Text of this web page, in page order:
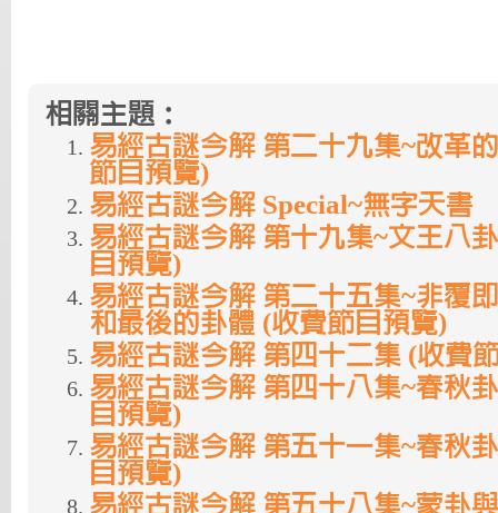
相關主題：
易經古謎今解 第二十九集~改革
節目預覽)
易經古謎今解 Special~無字天書
易經古謎今解 第十九集~文王八
目預覽)
易經古謎今解 第二十五集~非覆
和最後的卦體 (收費節目預覽)
易經古謎今解 第四十二集 (收費
易經古謎今解 第四十八集~春秋
目預覽)
易經古謎今解 第五十一集~春秋
目預覽)
易經古謎今解 第五十八集~蒙卦